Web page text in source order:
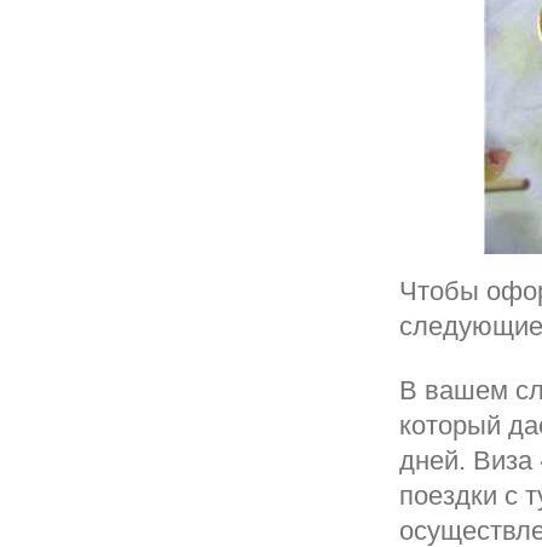
Чтобы
В вашем
который
дней. Виза
поездки с